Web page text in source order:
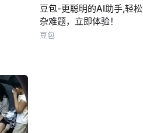
豆包-更聪明的AI助手,轻
杂难题，立即体验！
豆包